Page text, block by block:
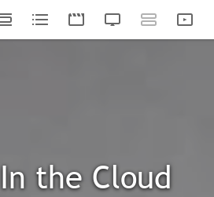
In the Cloud